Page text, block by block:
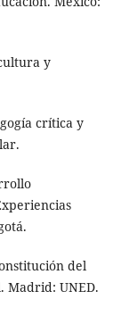
y
crítica y
del
Madrid: UNED.